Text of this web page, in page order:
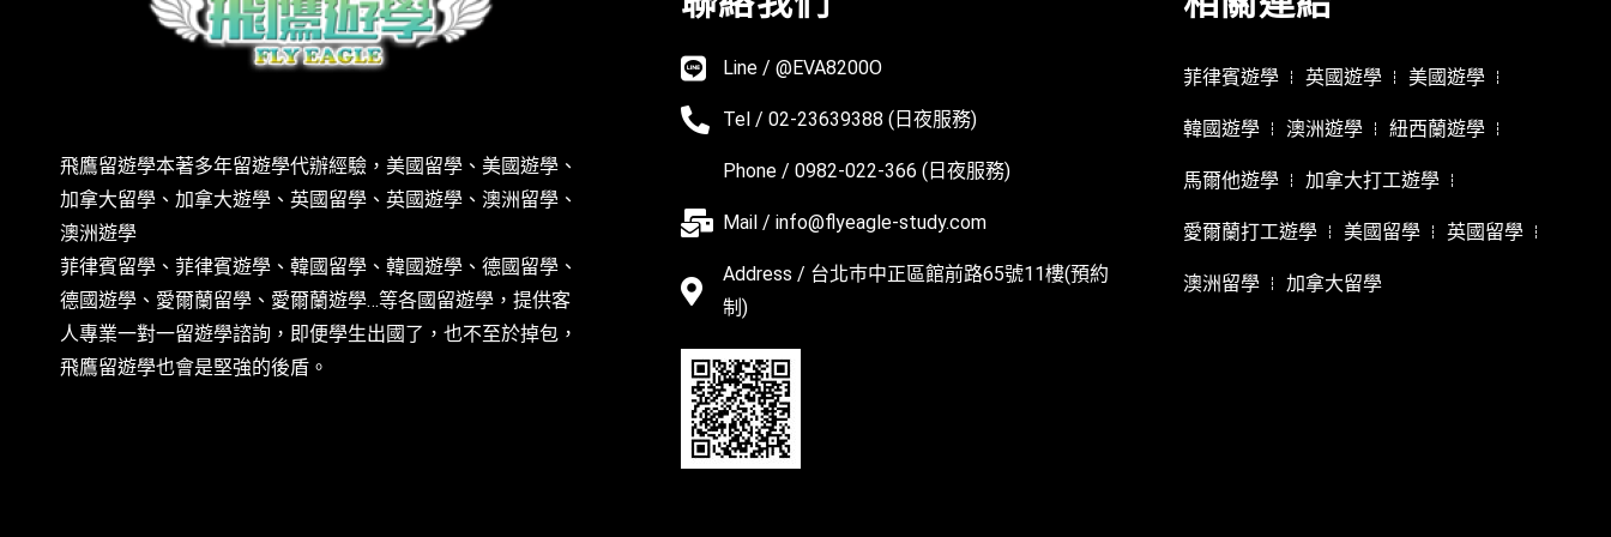
飛鷹留遊學本著多年留遊學代辦經驗，美國留學、美國遊學、
加拿大留學、加拿大遊學、英國留學、英國遊學、澳洲留學、
澳洲遊學
菲律賓留學、菲律賓遊學、韓國留學、韓國遊學、德國留學、
德國遊學、愛爾蘭留學、愛爾蘭遊學…等各國留遊學，提供客
人專業一對一留遊學諮詢，即便學生出國了，也不至於掉包，
飛鷹留遊學也會是堅強的後盾。
Line / @EVA8200O
Tel / 02-23639388 (日夜服務)
Phone / 0982-022-366 (日夜服務)
Mail / info@flyeagle-study.com
Address / 台北巿中正區館前路65號11樓(預約
制)
菲律賓遊學 英國遊學 美國遊學
韓國遊學 澳洲遊學 紐西蘭遊學
馬爾他遊學 加拿大打工遊學
愛爾蘭打工遊學 美國留學 英國留學
澳洲留學 加拿大留學